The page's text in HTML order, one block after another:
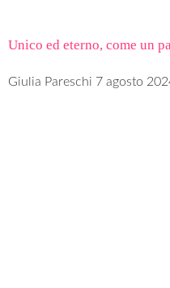
Unico ed eterno, come un
Giulia Pareschi 7 agosto